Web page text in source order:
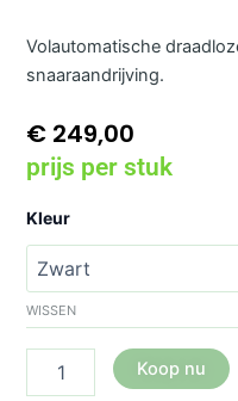
Volautomatische
snaaraandrijving.
€ 249,00
prijs per stuk
Kleur
WISSEN
Audio
AT-
LP70XBT
aantal
Koop nu